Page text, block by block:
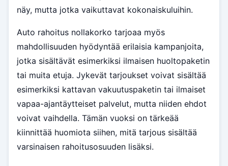
näy, mutta jotka vaikuttavat kokonaiskuluihin.
Auto rahoitus nollakorko tarjoaa myös
mahdollisuuden hyödyntää erilaisia kampanjoita,
jotka sisältävät esimerkiksi ilmaisen huoltopaketin
tai muita etuja. Jykevät tarjoukset voivat sisältää
esimerkiksi kattavan vakuutuspaketin tai ilmaiset
vapaa-ajantäytteiset palvelut, mutta niiden ehdot
voivat vaihdella. Tämän vuoksi on tärkeää
kiinnittää huomiota siihen, mitä tarjous sisältää
varsinaisen rahoitusosuuden lisäksi.